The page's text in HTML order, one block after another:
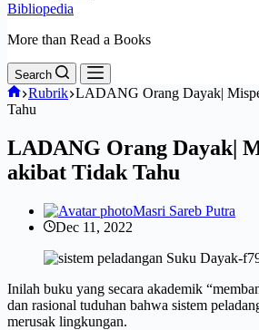
Bibliopedia
More than Read a Books
Search
Home
Rubrik LADANG Orang Dayak|
Tahu
LADANG Orang Dayak|
akibat Tidak Tahu
Masri Sareb Putra
Dec 11, 2022
Inilah buku yang secara akademik
dan rasional tuduhan bahwa sistem
merusak lingkungan.